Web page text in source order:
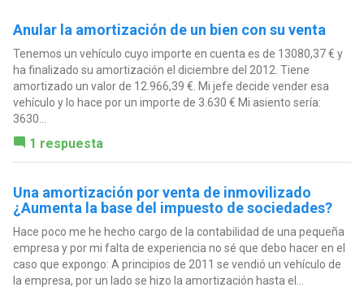
Anular la amortización de un bien con su venta
Tenemos un vehículo cuyo importe en cuenta es de 13080,37 € y
ha finalizado su amortización el diciembre del 2012. Tiene
amortizado un valor de 12.966,39 €. Mi jefe decide vender esa
vehículo y lo hace por un importe de 3.630 € Mi asiento sería:
3630...
1 respuesta
Una amortización por venta de inmovilizado
¿Aumenta la base del impuesto de sociedades?
Hace poco me he hecho cargo de la contabilidad de una pequeña
empresa y por mi falta de experiencia no sé que debo hacer en el
caso que expongo: A principios de 2011 se vendió un vehículo de
la empresa, por un lado se hizo la amortización hasta el...